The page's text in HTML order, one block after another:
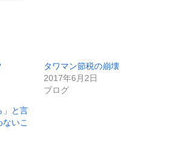
タワマン節税の崩壊
2017年6月2日
ブログ
」と言
いこ